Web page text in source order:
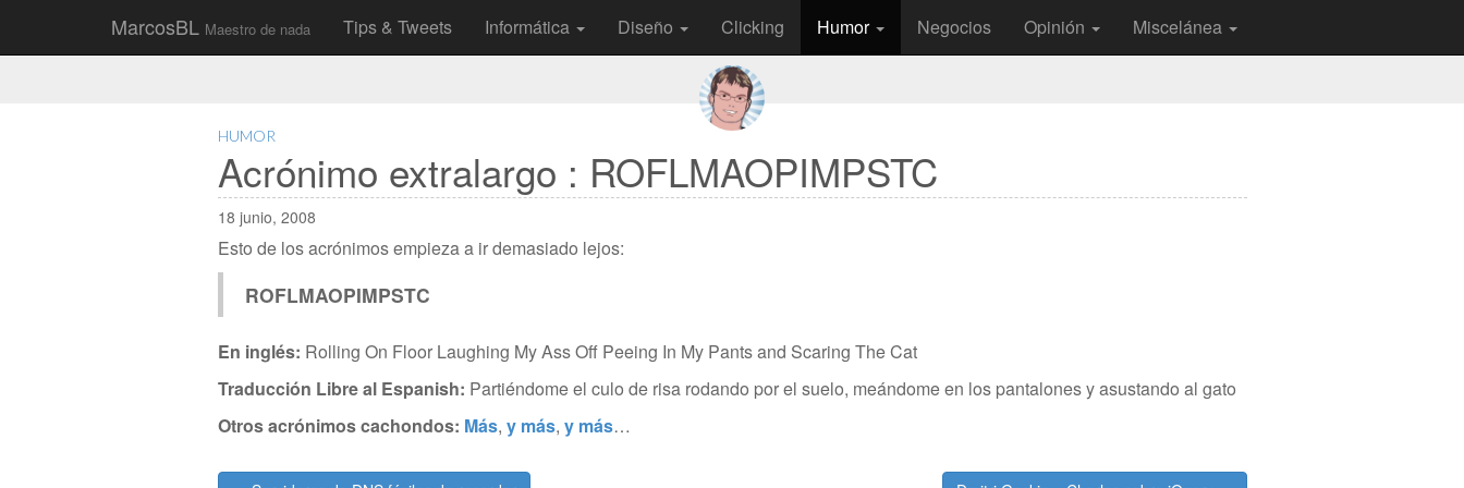
MarcosBL Maestro de nada
Main
menu
content
Tips & Tweets Informática Diseño Clicking Humor Negocios Opinión Miscelánea
HUMOR
Acrónimo extralargo : ROFLMAOPIMPSTC
18 junio, 2008
Esto de los acrónimos empieza a ir demasiado lejos:
ROFLMAOPIMPSTC
En inglés: Rolling On Floor Laughing My Ass Off Peeing In My Pants and Scaring The Cat
Traducción Libre al Espanish: Partiéndome el culo de risa rodando por el suelo, meándome en los pantalones y asustando al gato
Otros acrónimos cachondos: Más, y más, y más…